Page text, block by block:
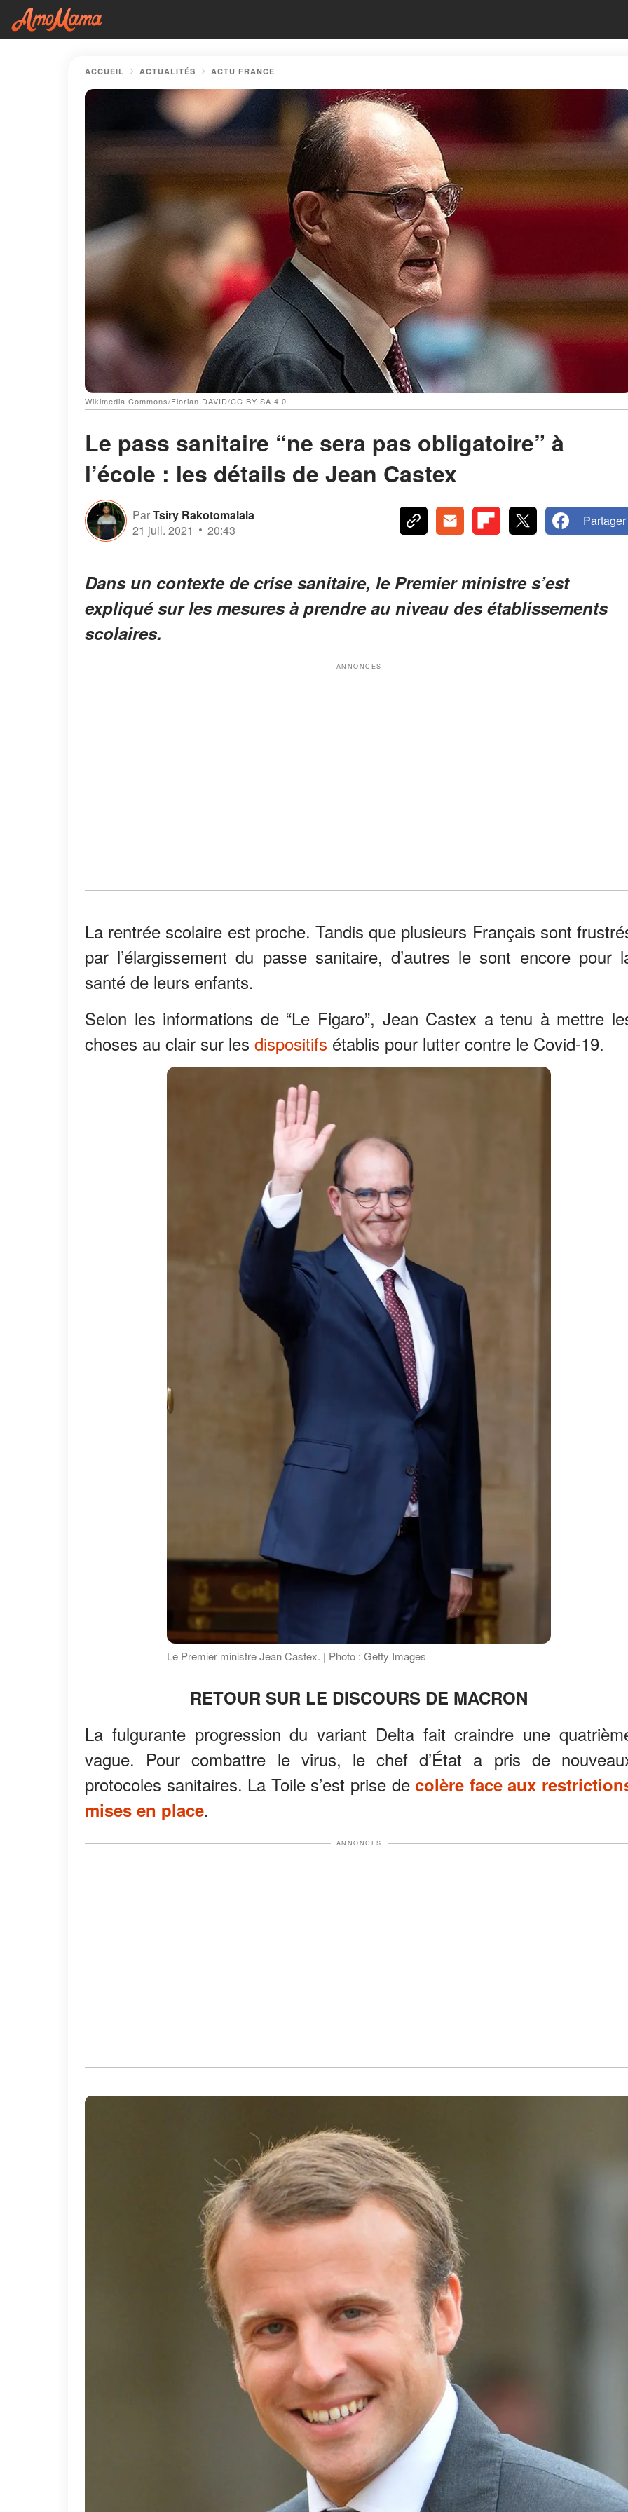
ACCUEIL ACTUALITÉS ACTU FRANCE
Wikimedia Commons/Florian DAVID/CC BY-SA 4.0
Le pass sanitaire “ne sera pas obligatoire” à
l’école : les détails de Jean Castex
ParTsiry Rakotomalala
21 juil. 2021
20:43
Partager
Dans un contexte de crise sanitaire, le Premier ministre s’est
expliqué sur les mesures à prendre au niveau des établissements
scolaires.
ANNONCES
La rentrée scolaire est proche. Tandis que plusieurs Français sont
par l’élargissement du passe sanitaire, d’autres le sont encore pour
santé de leurs enfants.
Selon les informations de “Le Figaro”, Jean Castex a tenu à mettre
choses au clair sur les dispositifs établis pour lutter contre le Covid-19.
Le Premier ministre Jean Castex. | Photo : Getty Images
RETOUR SUR LE DISCOURS DE MACRON
La fulgurante progression du variant Delta fait craindre une
vague. Pour combattre le virus, le chef d’État a pris de
protocoles sanitaires. La Toile s’est prise decolère face aux
mises en place.
ANNONCES